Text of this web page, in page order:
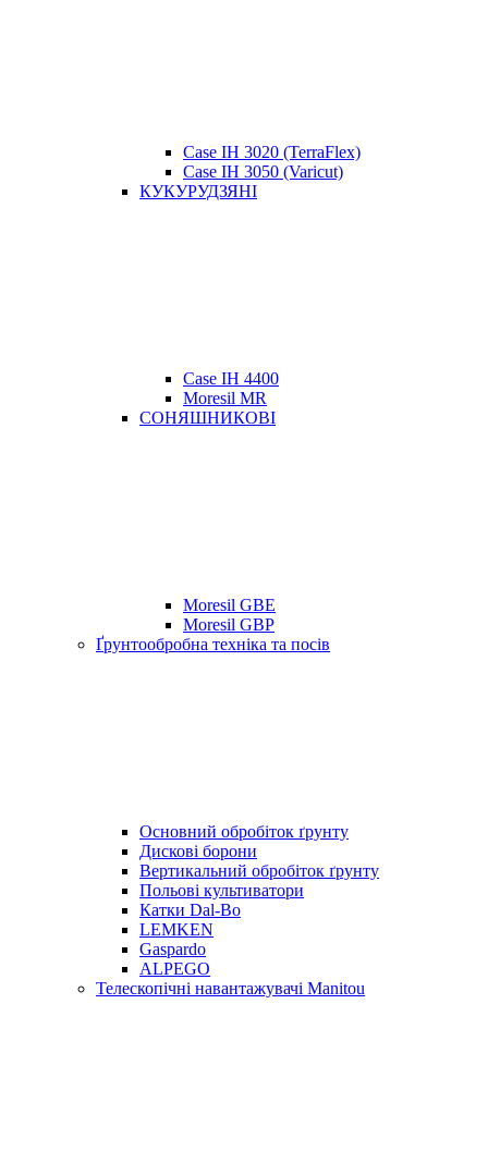
Case IH 3020 (TerraFlex)
Case IH 3050 (Varicut)
КУКУРУДЗЯНІ
Case IH 4400
Moresil MR
СОНЯШНИКОВІ
Moresil GBE
Moresil GBP
Ґрунтообробна техніка та посів
Основний обробіток ґрунту
Дискові борони
Вертикальний обробіток ґрунту
Польові культиватори
Катки Dal-Bo
LEMKEN
Gaspardo
ALPEGO
Телескопічні навантажувачі Manitou